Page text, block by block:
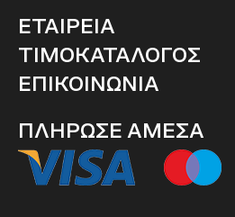
ΕΤΑΙΡΕΙΑ
ΤΙΜΟΚΑΤΑΛΟΓΟΣ
ΕΠΙΚΟΙΝΩΝΙΑ
ΠΛΗΡΩΣΕ ΑΜΕΣΑ